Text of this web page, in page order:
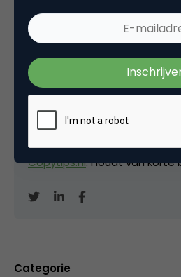
David Brinks
Eigenaar bij
Freelance (SEO-)copywriter
van deMetal Business Club.
Copytips.nl. Houdt van korte
Categorie